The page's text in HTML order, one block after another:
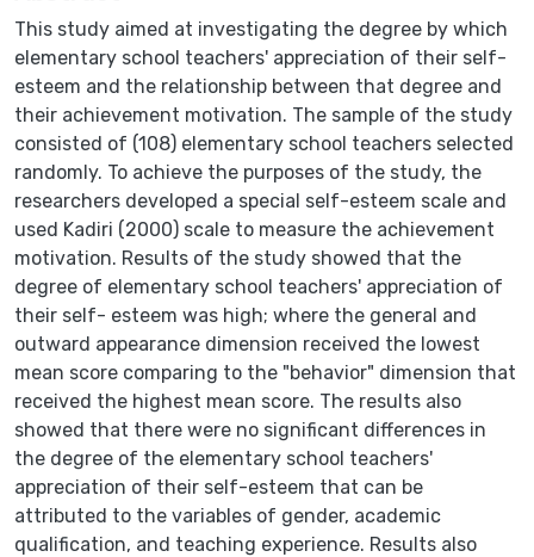
This study aimed at investigating the degree by which
elementary school teachers' appreciation of their self-
esteem and the relationship between that degree and
their achievement motivation. The sample of the study
consisted of (108) elementary school teachers selected
randomly. To achieve the purposes of the study, the
researchers developed a special self-esteem scale and
used Kadiri (2000) scale to measure the achievement
motivation. Results of the study showed that the
degree of elementary school teachers' appreciation of
their self- esteem was high; where the general and
outward appearance dimension received the lowest
mean score comparing to the "behavior" dimension that
received the highest mean score. The results also
showed that there were no significant differences in
the degree of the elementary school teachers'
appreciation of their self-esteem that can be
attributed to the variables of gender, academic
qualification, and teaching experience. Results also